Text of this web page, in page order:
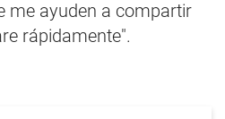
me ayuden a compartir
rápidamente".